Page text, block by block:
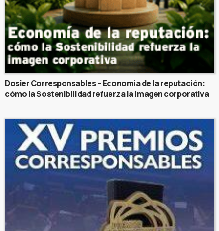
Dosier Corresponsables – Economía de la reputación:
cómo la Sostenibilidad refuerza la imagen corporativa